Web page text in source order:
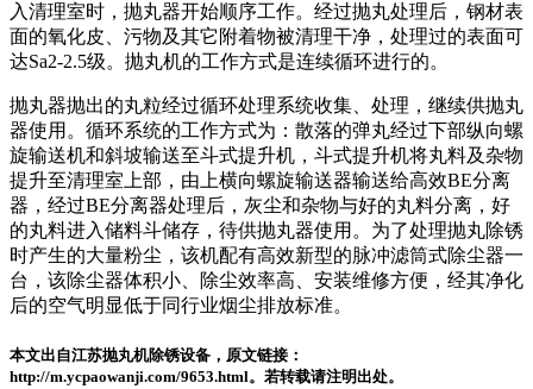
入清理室时，抛丸器开始顺序工作。经过抛丸处理后，钢材表
面的氧化皮、污物及其它附着物被清理干净，处理过的表面可
达Sa2-2.5级。抛丸机的工作方式是连续循环进行的。
抛丸器抛出的丸粒经过循环处理系统收集、处理，继续供抛丸
器使用。循环系统的工作方式为：散落的弹丸经过下部纵向螺
旋输送机和斜坡输送至斗式提升机，斗式提升机将丸料及杂物
提升至清理室上部，由上横向螺旋输送器输送给高效BE分离
器，经过BE分离器处理后，灰尘和杂物与好的丸料分离，好
的丸料进入储料斗储存，待供抛丸器使用。为了处理抛丸除锈
时产生的大量粉尘，该机配有高效新型的脉冲滤筒式除尘器一
台，该除尘器体积小、除尘效率高、安装维修方便，经其净化
后的空气明显低于同行业烟尘排放标准。
本文出自江苏抛丸机除锈设备，原文链接：
http://m.ycpaowanji.com/9653.html。若转载请注明出处。